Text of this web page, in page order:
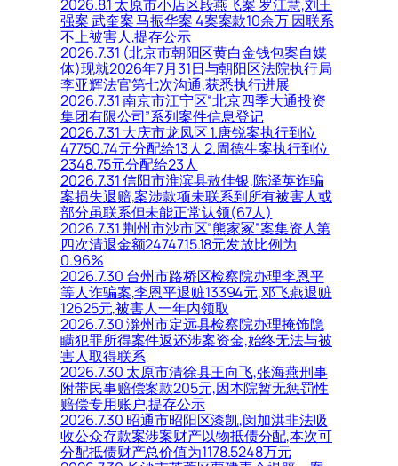
2026.8.1 太原市小店区段燕飞案 罗江慧,刘王
强案 武奎案 马振华案 4案案款10余万 因联系
不上被害人,提存公示
2026.7.31 (北京市朝阳区黄白金钱包案自媒
体)现就2026年7月31日与朝阳区法院执行局
李亚辉法官第七次沟通,获悉执行进展
2026.7.31 南京市江宁区“北京四季大通投资
集团有限公司”系列案件信息登记
2026.7.31 大庆市龙凤区 1.唐锐案执行到位
47750.74元分配给13人 2.周德生案执行到位
2348.75元分配给23人
2026.7.31 信阳市淮滨县敖佳银,陈泽英诈骗
案损失退赔,案涉款项未联系到所有被害人或
部分虽联系但未能正常认领(67人)
2026.7.31 荆州市沙市区“熊家冢”案集资人第
四次清退金额2474715.18元发放比例为
0.96%
2026.7.30 台州市路桥区检察院办理李恩平
等人诈骗案,李恩平退赃13394元,邓飞燕退赃
12625元,被害人一年内领取
2026.7.30 滁州市定远县检察院办理掩饰隐
瞒犯罪所得案件返还涉案资金,始终无法与被
害人取得联系
2026.7.30 太原市清徐县王向飞,张海燕刑事
附带民事赔偿案款205元,因本院暂无惩罚性
赔偿专用账户,提存公示
2026.7.30 昭通市昭阳区漆凯,闵加洪非法吸
收公众存款案涉案财产以物抵债分配,本次可
分配抵债财产总价值为1178.5248万元